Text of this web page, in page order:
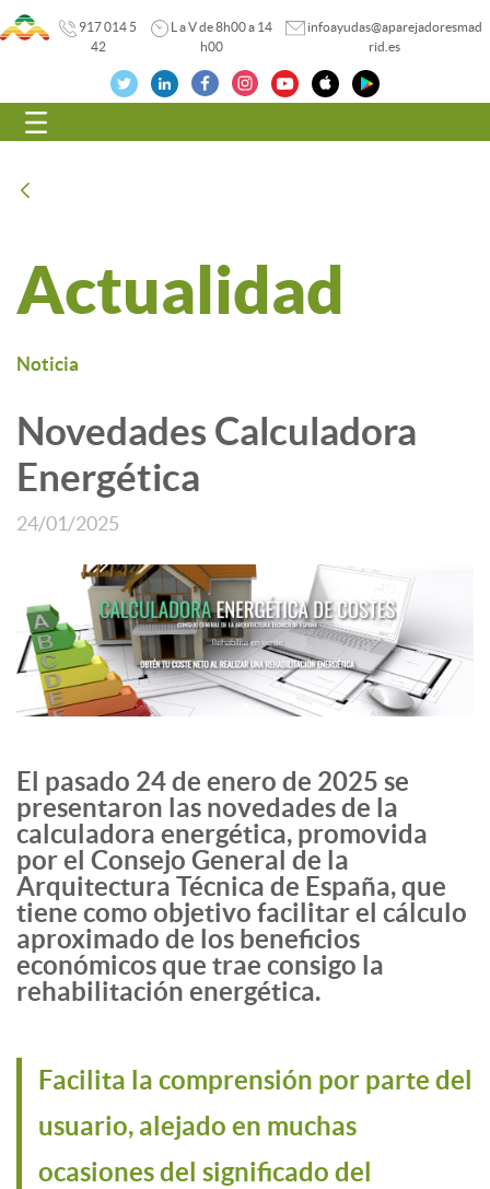
917 014 5
42
L a V de 8h00 a 14
h00
infoayudas@aparejadoresmad
rid.es
Navegación
Actualidad
Noticia
Novedades Calculadora
Energética
24/01/2025
El pasado 24 de enero de 2025 se
presentaron las novedades de la
calculadora energética, promovida
por el Consejo General de la
Arquitectura Técnica de España, que
tiene como objetivo facilitar el cálculo
aproximado de los beneficios
económicos que trae consigo la
rehabilitación energética.
Facilita la comprensión por parte del
usuario, alejado en muchas
ocasiones del significado del